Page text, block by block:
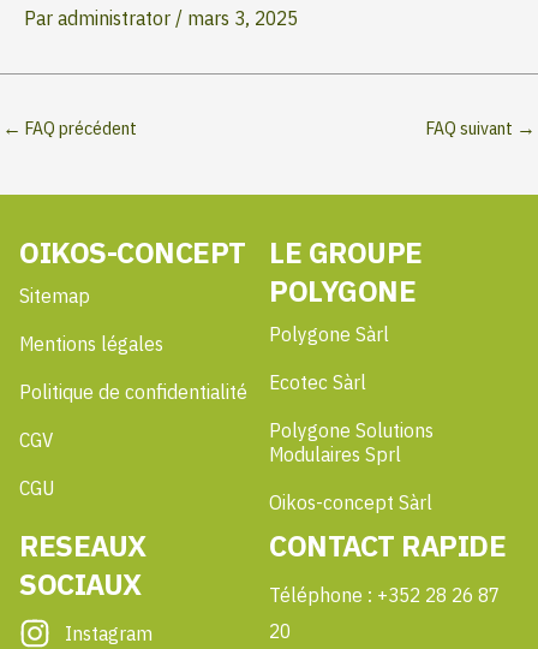
Paradministrator/ mars 3, 2025
← FAQ précédent FAQ suivant →
OIKOS-CONCEPT
Sitemap
Mentions légales
Politique de confidentialité
CGV
CGU
LE GROUPE
POLYGONE
Polygone Sàrl
Ecotec Sàrl
Polygone Solutions
Modulaires Sprl
Oikos-concept Sàrl
RESEAUX
SOCIAUX
Instagram
CONTACT RAPIDE
Téléphone : +352 28 26 87
20